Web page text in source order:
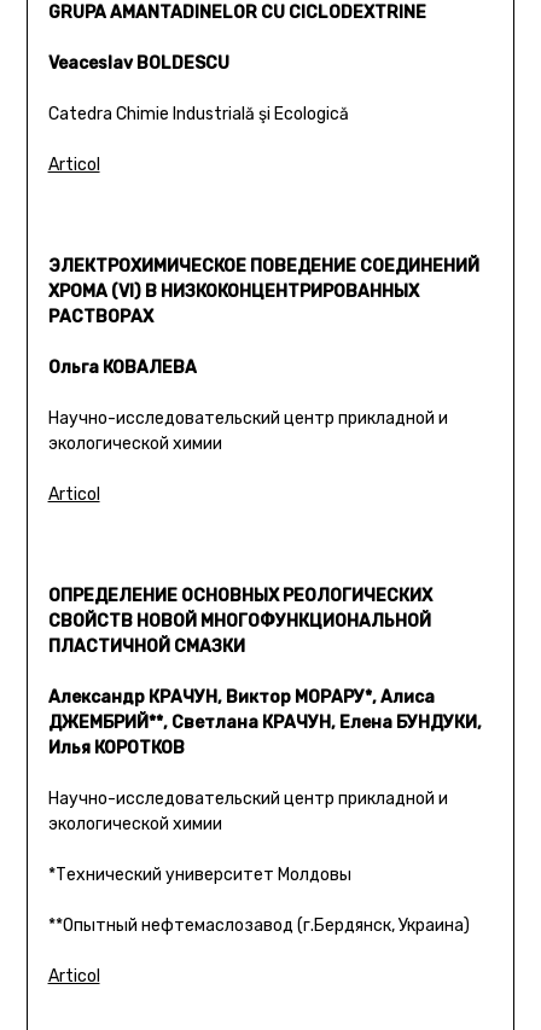
GRUPA AMANTADINELOR CU CICLODEXTRINE
Veaceslav BOLDESCU
Catedra Chimie Industrială şi Ecologică
Articol
ЭЛЕКТРОХИМИЧЕСКОЕ ПОВЕДЕНИЕ СОЕДИНЕНИЙ
ХРОМА (VI) В НИЗКОКОНЦЕНТРИРОВАННЫХ
РАСТВОРАХ
Ольга КОВАЛЕВА
Научно-исследовательский центр прикладной и
экологической химии
Articol
ОПРЕДЕЛЕНИЕ ОСНОВНЫХ РЕОЛОГИЧЕСКИХ
СВОЙСТВ НОВОЙ МНОГОФУНКЦИОНАЛЬНОЙ
ПЛАСТИЧНОЙ СМАЗКИ
Александр КРАЧУН, Виктор МОРАРУ*, Алиса
ДЖЕМБРИЙ**, Светлана КРАЧУН, Елена БУНДУКИ,
Илья КОРОТКОВ
Научно-исследовательский центр прикладной и
экологической химии
*Технический университет Молдовы
**Опытный нефтемаслозавод (г.Бердянск, Украина)
Articol